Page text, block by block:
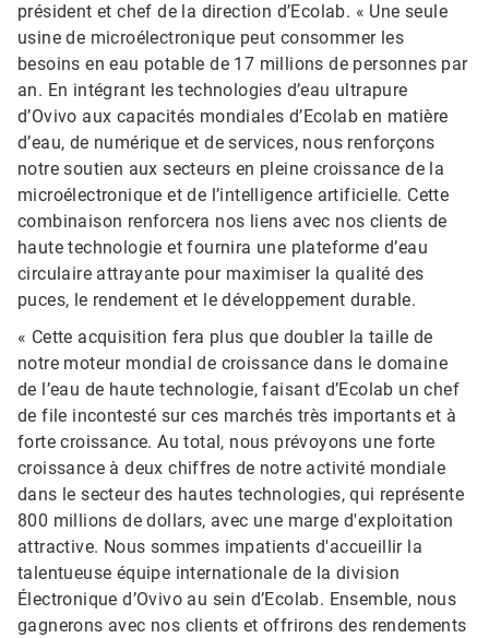
président et chef de la direction d’Ecolab. « Une seule
usine de microélectronique peut consommer les
besoins en eau potable de 17 millions de personnes par
an. En intégrant les technologies d’eau ultrapure
d’Ovivo aux capacités mondiales d’Ecolab en matière
d’eau, de numérique et de services, nous renforçons
notre soutien aux secteurs en pleine croissance de la
microélectronique et de l’intelligence artificielle. Cette
combinaison renforcera nos liens avec nos clients de
haute technologie et fournira une plateforme d’eau
circulaire attrayante pour maximiser la qualité des
puces, le rendement et le développement durable.
« Cette acquisition fera plus que doubler la taille de
notre moteur mondial de croissance dans le domaine
de l’eau de haute technologie, faisant d’Ecolab un chef
de file incontesté sur ces marchés très importants et à
forte croissance. Au total, nous prévoyons une forte
croissance à deux chiffres de notre activité mondiale
dans le secteur des hautes technologies, qui représente
800 millions de dollars, avec une marge d'exploitation
attractive. Nous sommes impatients d'accueillir la
talentueuse équipe internationale de la division
Électronique d’Ovivo au sein d’Ecolab. Ensemble, nous
gagnerons avec nos clients et offrirons des rendements